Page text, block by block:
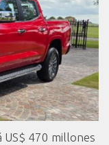
US$ 470 millones